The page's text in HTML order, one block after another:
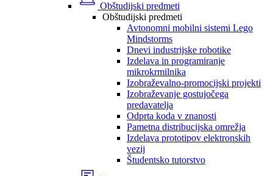
Obštudijski predmeti
Obštudijski predmeti
Avtonomni mobilni sistemi Lego
Mindstorms
Dnevi industrijske robotike
Izdelava in programiranje
mikrokrmilnika
Izobraževalno-promocijski projekti
Izobraževanje gostujočega
predavatelja
Odprta koda v znanosti
Pametna distribucijska omrežja
Izdelava prototipov elektronskih
vezij
Študentsko tutorstvo